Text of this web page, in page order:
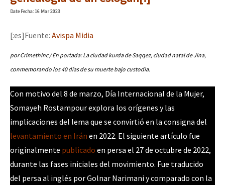
Mundo
AutonomÍa y Resistencia
Migración
Presos
Mujeres
Niñxs
ETIQUETAS
Dia 2 do Encontro “Guerra contra a Humanidad”
[CDMX – 20 julio] Jornadas globales por la libertad de Jesús
“Sonhando a Terra do Bem Virá” se publica no Estado Espanhol
DateFecha: 16 Mar 2023
[:es]Fuente: Avispa Midia
por CrimethInc / En portada: La ciudad kurda de Saqqez, ciudad natal de Jina,
conmemorando los 40 días de su muerte bajo custodia.
Con motivo del 8 de marzo, Día Internacional de la Mujer,
Somayeh Rostampour explora los orígenes y las
implicaciones del lema que se convirtió en la consigna del
levantamiento en Irán en 2022. El siguiente artículo fue
originalmente publicado en persa el 27 de octubre de 2022,
durante las fases iniciales del movimiento. Fue traducido
del persa al inglés por Golnar Narimani y comparado con la